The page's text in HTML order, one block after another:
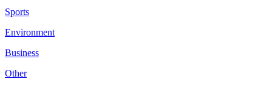
Sports
Environment
Business
Other